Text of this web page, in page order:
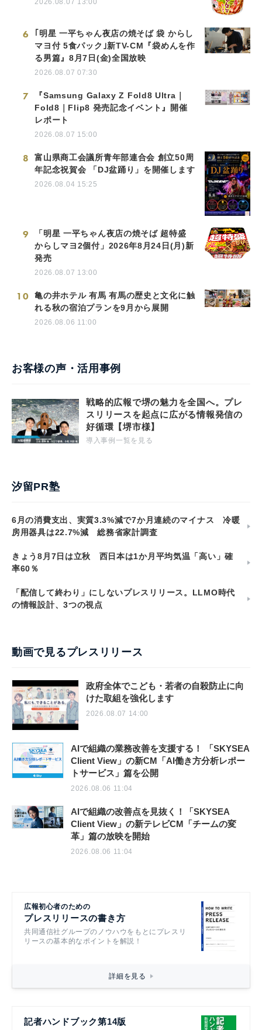
2026.08.07 13:00
6
｢明星 一平ちゃん夜店の焼そば 袋 からし
マヨ付 5食パック｣新TV-CM『袋めんを作
る男篇』8月7日(金)全国放映
2026.08.07 07:30
7
『Samsung Galaxy Z Fold8 Ultra｜
Fold8｜Flip8 発売記念イベント』開催
レポート
2026.08.07 15:00
8
富山県商工会議所青年部連合会 創立50周
年記念祝賀会 「DJ盆踊り」を開催します
2026.08.04 15:25
9
「明星 一平ちゃん夜店の焼そば 超特盛
からしマヨ2個付」2026年8月24日(月)新
発売
2026.08.07 13:00
10
亀の井ホテル 有馬 有馬の歴史と文化に触
れる秋の宿泊プランを9月から展開
2026.08.06 11:00
お客様の声・活用事例
戦略的広報で堺の魅力を全国へ。プレ
スリリースを起点に広がる情報発信の
好循環【堺市様】
導入事例一覧を見る
汐留PR塾
6月の消費支出、実質3.3%減で7か月連続のマイナス 冷暖
房用器具は22.7%減 総務省家計調査
きょう8月7日は立秋 西日本は1か月平均気温「高い」確
率60％
「配信して終わり」にしないプレスリリース。LLMO時代
の情報設計、3つの視点
動画で見るプレスリリース
政府全体でこども・若者の自殺防止に向
けた取組を強化します
2026.08.07 14:00
AIで組織の業務改善を支援する！ 「SKYSEA
Client View」の新CM「AI働き方分析レポー
トサービス」篇を公開
2026.08.06 11:04
AIで組織の改善点を見抜く！「SKYSEA
Client View」の新テレビCM「チームの変
革」篇の放映を開始
2026.08.06 11:04
広報初心者のための
プレスリリースの書き方
共同通信社グループのノウハウをもとにプレスリ
リースの基本的なポイントを解説！
詳細を見る
記者ハンドブック第14版